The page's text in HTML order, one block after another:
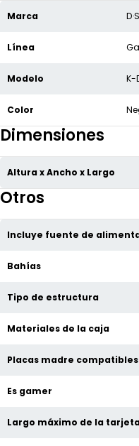
Marca D·S
Línea
Modelo K-
Color
Dimensiones
Altura x Ancho x Largo
Otros
Incluye fuente de
Bahías
Tipo de estructura
Materiales de la caja
Placas madre compatibles
Es gamer
Largo máximo de la